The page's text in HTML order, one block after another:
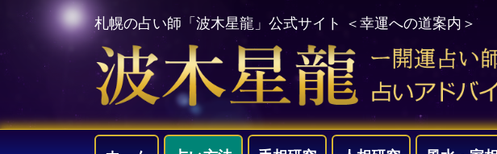
札幌の占い師「波木星龍」公式サイト ＜幸運への道案内＞